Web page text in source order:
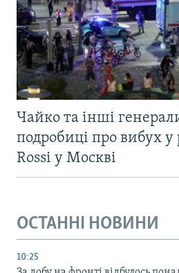
Чайко та інші
подробиці про вибух у
Rossi у Москві
ОСТАННІ НОВИНИ
10:25